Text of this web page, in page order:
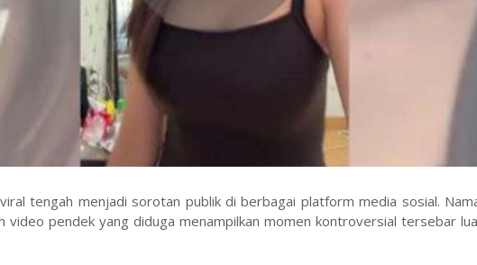
tengah menjadi sorotan publik di berbagai platform media sosial.
video pendek yang diduga menampilkan momen kontroversial tersebar